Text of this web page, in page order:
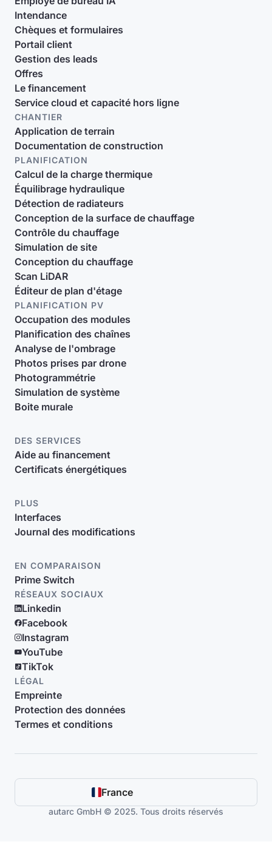
Intendance
Chèques et formulaires
Portail client
Gestion des leads
Offres
Le financement
Service cloud et capacité hors ligne
CHANTIER
Application de terrain
Documentation de construction
PLANIFICATION
Calcul de la charge thermique
Équilibrage hydraulique
Détection de radiateurs
Conception de la surface de chauffage
Contrôle du chauffage
Simulation de site
Conception du chauffage
Scan LiDAR
Éditeur de plan d'étage
PLANIFICATION PV
Occupation des modules
Planification des chaînes
Analyse de l'ombrage
Photos prises par drone
Photogrammétrie
Simulation de système
Boite murale
DES SERVICES
Aide au financement
Certificats énergétiques
PLUS
Interfaces
Journal des modifications
EN COMPARAISON
Prime Switch
RÉSEAUX SOCIAUX
Linkedin
Facebook
Instagram
YouTube
TikTok
LÉGAL
Empreinte
Protection des données
Termes et conditions
France
autarc GmbH © 2025. Tous droits réservés